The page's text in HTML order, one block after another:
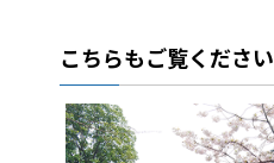
こちらもご覧ください